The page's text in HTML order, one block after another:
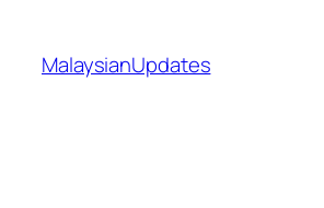
content
MalaysianUpdates